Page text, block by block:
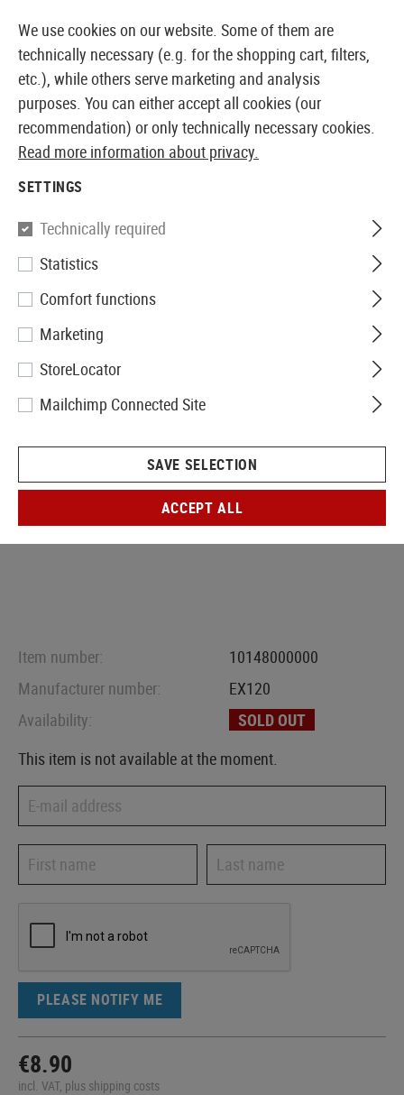
EUROPEAN AIRSOFT SHOP & WHOLESALER
Element
M4 Wrench Tool 2 in 1
Item number:
10148000000
Manufacturer number:
EX120
Availability:
SOLD OUT
This item is not available at the moment.
PLEASE NOTIFY ME
€8.90
incl. VAT, plus shipping costs
We use cookies on our website. Some of them are
technically necessary (e.g. for the shopping cart, filters,
etc.), while others serve marketing and analysis
purposes. You can either accept all cookies (our
recommendation) or only technically necessary cookies.
Read more information about privacy.
SETTINGS
Technically required
Statistics
Comfort functions
Marketing
StoreLocator
Mailchimp Connected Site
SAVE SELECTION
ACCEPT ALL